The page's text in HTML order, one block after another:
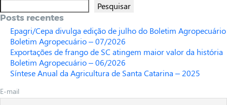
Pesquisar
Posts recentes
Epagri/Cepa divulga edição de julho do Boletim Agropecuário
Boletim Agropecuário – 07/2026
Exportações de frango de SC atingem maior valor da história
Boletim Agropecuário – 06/2026
Síntese Anual da Agricultura de Santa Catarina – 2025
E-mail